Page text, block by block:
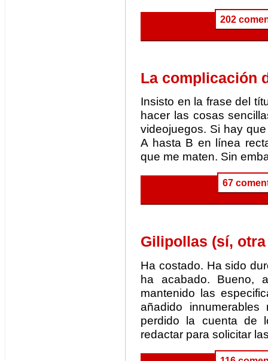
202
La complicación
Insisto en la frase del
hacer las cosas
videojuegos. Si hay
A hasta B en línea
que me maten. Sin
67
Gilipollas (sí, otra
Ha costado. Ha sido
ha acabado. Bueno,
mantenido las
añadido
perdido la cuenta de
redactar para solicitar